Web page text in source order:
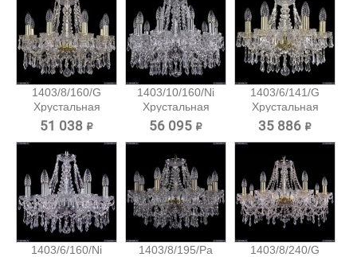
1403/8/160/G
Хрустальная
подвесная...
51 038 ₽
1403/10/160/Ni
Хрустальная
подвесная...
56 095 ₽
1403/6/141/G
Хрустальная
подвесная...
35 886 ₽
1403/6/160/Ni
1403/8/195/Pa
1403/8/240/G